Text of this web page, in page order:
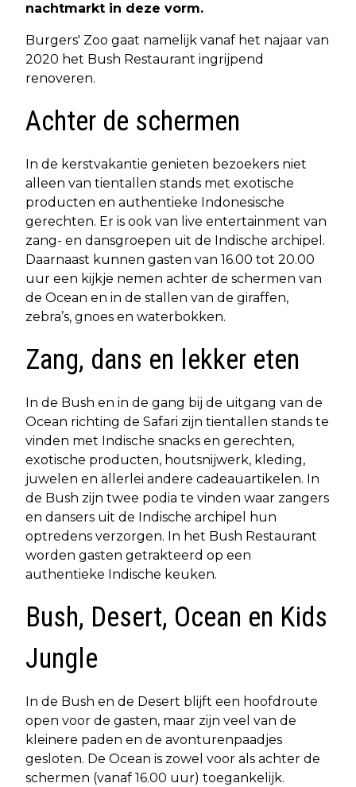
nachtmarkt in deze vorm.
Burgers' Zoo gaat namelijk vanaf het najaar van
2020 het Bush Restaurant ingrijpend
renoveren.
Achter de schermen
In de kerstvakantie genieten bezoekers niet
alleen van tientallen stands met exotische
producten en authentieke Indonesische
gerechten. Er is ook van live entertainment van
zang- en dansgroepen uit de Indische archipel.
Daarnaast kunnen gasten van 16.00 tot 20.00
uur een kijkje nemen achter de schermen van
de Ocean en in de stallen van de giraffen,
zebra’s, gnoes en waterbokken.
Zang, dans en lekker eten
In de Bush en in de gang bij de uitgang van de
Ocean richting de Safari zijn tientallen stands te
vinden met Indische snacks en gerechten,
exotische producten, houtsnijwerk, kleding,
juwelen en allerlei andere cadeauartikelen. In
de Bush zijn twee podia te vinden waar zangers
en dansers uit de Indische archipel hun
optredens verzorgen. In het Bush Restaurant
worden gasten getrakteerd op een
authentieke Indische keuken.
Bush, Desert, Ocean en Kids
Jungle
In de Bush en de Desert blijft een hoofdroute
open voor de gasten, maar zijn veel van de
kleinere paden en de avonturenpaadjes
gesloten. De Ocean is zowel voor als achter de
schermen (vanaf 16.00 uur) toegankelijk.